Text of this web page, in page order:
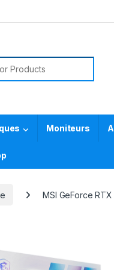
Moniteurs
MSI GeForce RTX